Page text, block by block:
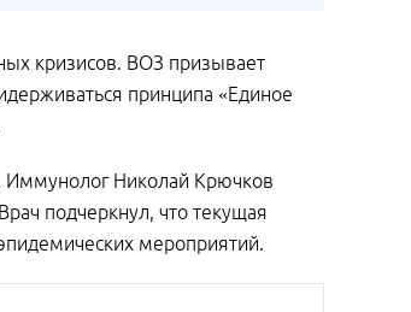
кризисов. ВОЗ призывает
принципа «Единое
Иммунолог Николай Крючков
подчеркнул, что текущая
мероприятий.